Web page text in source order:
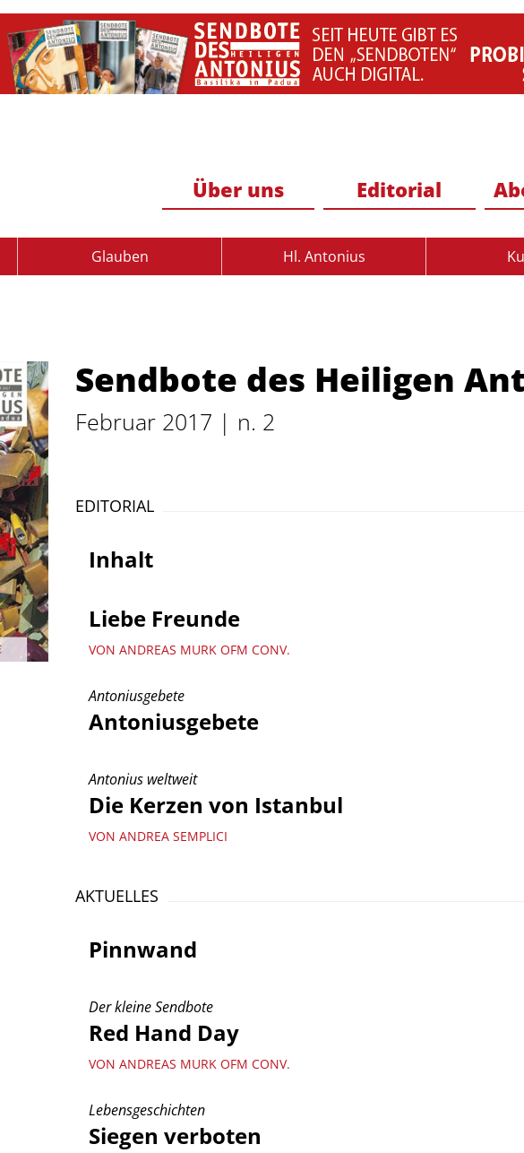
Über uns Editorial
Glauben Hl. Antonius
Sendbote des Heiligen
Februar 2017 | n. 2
EDITORIAL
Inhalt
Liebe Freunde
VON ANDREAS MURK OFM CONV.
Antoniusgebete
Antoniusgebete
Antonius weltweit
Die Kerzen von Istanbul
VON ANDREA SEMPLICI
AKTUELLES
Pinnwand
Der kleine Sendbote
Red Hand Day
VON ANDREAS MURK OFM CONV.
Lebensgeschichten
Siegen verboten